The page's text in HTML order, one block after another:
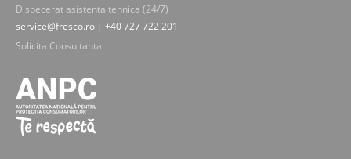
Dispecerat asistenta tehnica (24/7)
service@fresco.ro | +40 727 722 201
Solicita Consultanta